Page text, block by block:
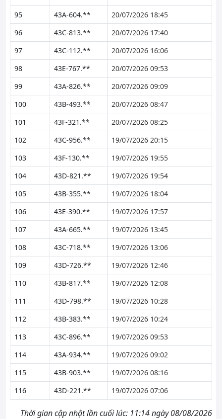
95
43A-604.**
20/07/2026 18:45
96
43C-813.**
20/07/2026 17:40
97
43C-112.**
20/07/2026 16:06
98
43E-767.**
20/07/2026 09:53
99
43A-826.**
20/07/2026 09:09
100
43B-493.**
20/07/2026 08:47
101
43F-321.**
20/07/2026 08:25
102
43C-956.**
19/07/2026 20:15
103
43F-130.**
19/07/2026 19:55
104
43D-821.**
19/07/2026 19:54
105
43B-355.**
19/07/2026 18:04
106
43E-390.**
19/07/2026 17:57
107
43A-665.**
19/07/2026 13:45
108
43C-718.**
19/07/2026 13:06
109
43D-726.**
19/07/2026 12:46
110
43B-817.**
19/07/2026 12:08
111
43D-798.**
19/07/2026 10:28
112
43B-383.**
19/07/2026 10:24
113
43C-896.**
19/07/2026 09:53
114
43A-934.**
19/07/2026 09:02
115
43B-903.**
19/07/2026 08:16
116
43D-221.** 19/07/2026 07:06
Thời gian cập nhật lần cuối lúc: 11:14 ngày 08/08/2026